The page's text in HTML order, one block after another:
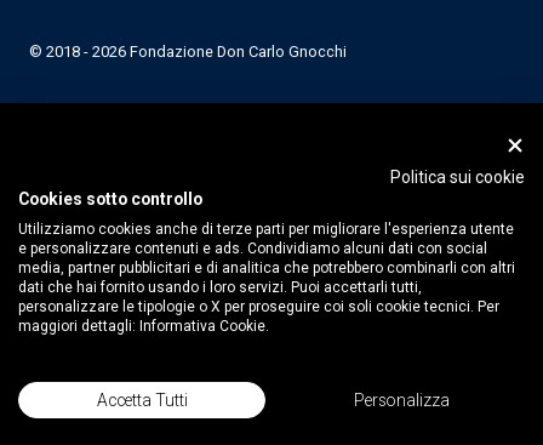
© 2018 - 2026 Fondazione Don Carlo Gnocchi
Politica sui cookie
Cookies sotto controllo
Utilizziamo cookies anche di terze parti per migliorare l'esperienza utente
e personalizzare contenuti e ads. Condividiamo alcuni dati con social
media, partner pubblicitari e di analitica che potrebbero combinarli con altri
dati che hai fornito usando i loro servizi. Puoi accettarli tutti,
personalizzare le tipologie o X per proseguire coi soli cookie tecnici. Per
maggiori dettagli: Informativa Cookie.
Accetta Tutti Personalizza